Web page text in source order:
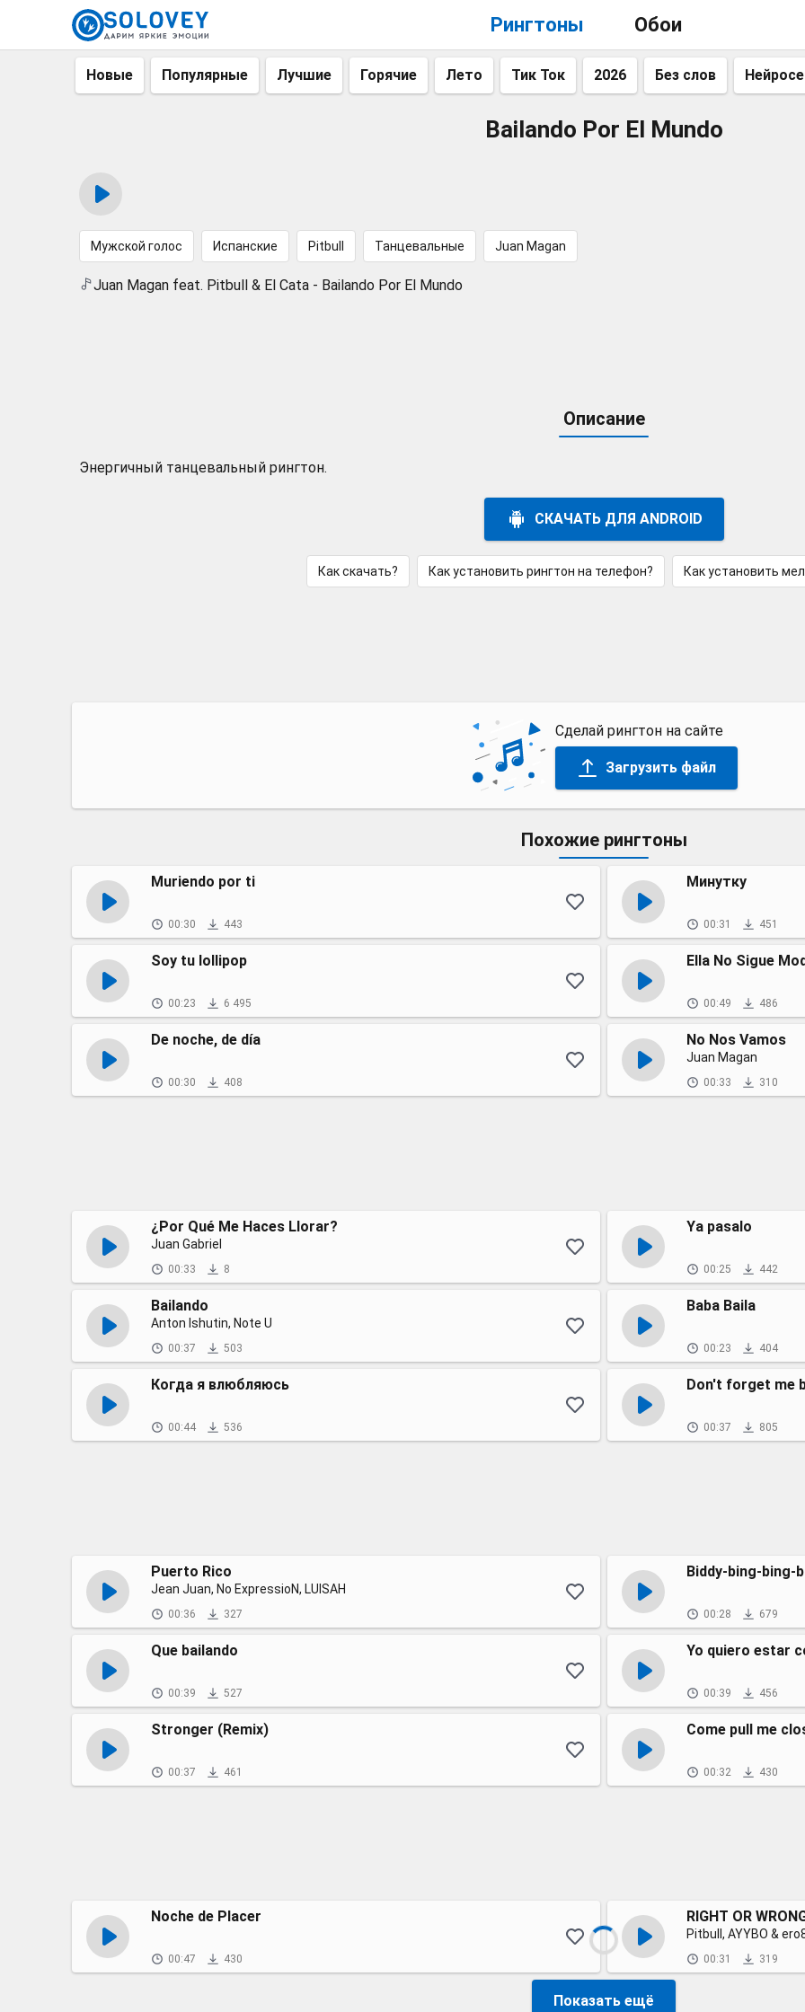
Рингтоны Обои
Новые Популярные Лучшие Горячие Лето Тик Ток 2026 Без слов
Bailando Por El Mundo
Мужской голос Испанские Pitbull Танцевальные Juan Magan
Juan Magan feat. Pitbull & El Cata - Bailando Por El Mundo
Описание
Энергичный танцевальный рингтон.
СКАЧАТЬ ДЛЯ ANDROID
Как скачать? Как установить рингтон на телефон? Как установить
Сделай рингтон на сайте
Загрузить файл
Похожие рингтоны
Muriendo por ti
00:30 443
Минутку
00:31 451
Soy tu lollipop
00:23 6 495
Ella No Sigue
00:49 486
De noche, de día
00:30 408
No Nos Vamos
Juan Magan
00:33 310
¿Por Qué Me Haces Llorar?
Juan Gabriel
00:33 8
Ya pasalo
00:25 442
Bailando
Anton Ishutin, Note U
00:37 503
Baba Baila
00:23 404
Когда я влюбляюсь
00:44 536
Don't forget me
00:37 805
Puerto Rico
Jean Juan, No ExpressioN, LUISAH
00:36 327
Biddy-bing-bing-
00:28 679
Que bailando
00:39 527
Yo quiero estar
00:39 456
Stronger (Remix)
00:37 461
Come pull me
00:32 430
Noche de Placer
00:47 430
RIGHT OR
Pitbull, AYYBO &
00:31 319
Показать ещё